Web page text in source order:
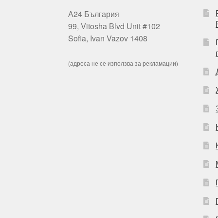
А24 България
99, Vitosha Blvd Unit #102
Sofia, Ivan Vazov 1408
(адреса не се използва за рекламации)